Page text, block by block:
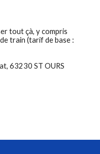
tout çà, y compris
train (tarif de base :
63230 ST OURS